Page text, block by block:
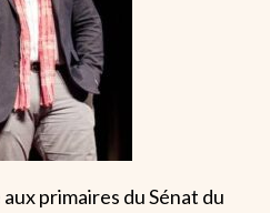
primaires du Sénat du